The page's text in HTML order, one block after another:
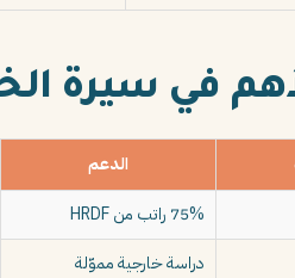
الدعم
75% راتب من HRDF
دراسة خارجية مموّلة